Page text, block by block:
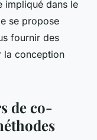
impliqué dans le
se propose
fournir des
la conception
de co-